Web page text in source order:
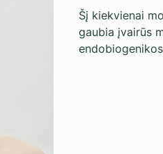
Šį kiekvienai
gaubia įvairūs